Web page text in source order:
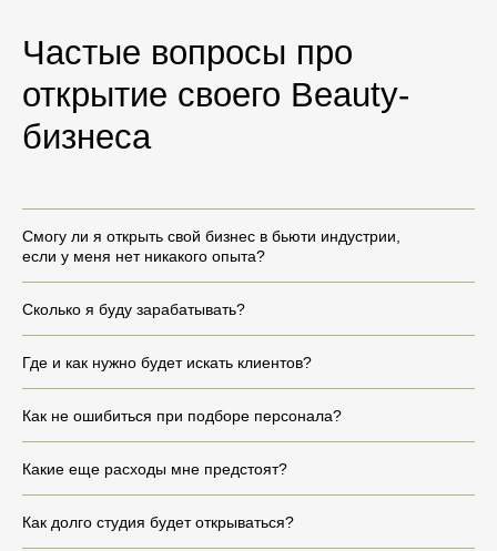
Частые вопросы про
открытие своего Beauty-
бизнеса
Cмогу ли я открыть свой бизнес в бьюти индустрии,
если у меня нет никакого опыта?
Сколько я буду зарабатывать?
Где и как нужно будет искать клиентов?
Как не ошибиться при подборе персонала?
Какие еще расходы мне предстоят?
Как долго студия будет открываться?